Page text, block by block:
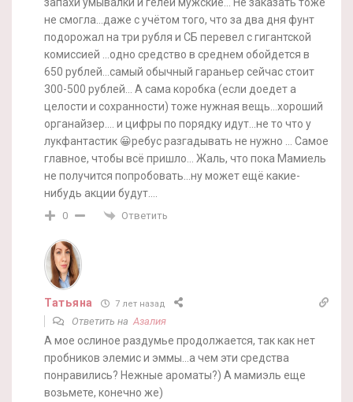
не смогла…даже с учётом того, что за два дня фунт
подорожал на три рубля и СБ перевел с гигантской
комиссией …одно средство в среднем обойдется в
650 рублей…самый обычный гараньер сейчас стоит
300-500 рублей… А сама коробка (если доедет а
целости и сохранности) тоже нужная вещь…хороший
органайзер…. и цифры по порядку идут…не то что у
лукфантастик 😀ребус разгадывать не нужно … Самое
главное, чтобы всё пришло… Жаль, что пока Мамиель
не получится попробовать…ну может ещё какие-
нибудь акции будут….
0 Ответить
Татьяна 7 лет назад
Ответить наАзалия
А мое ослиное раздумье продолжается, так как нет
пробников элемис и эммы…а чем эти средства
понравились? Нежные ароматы?) А мамиэль еще
возьмете, конечно же)